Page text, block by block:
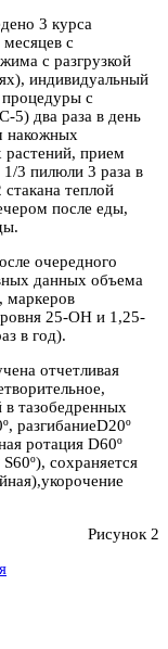
3 курса
с
с разгрузкой
индивидуальный
с
5) два раза в день
накожных
растений, прием
1/3 пилюли 3 раза в
теплой
после еды,
очередного
данных объема
маркеров
25-ОН и 1,25-
в год).
отчетливая
тазобедренных
разгибаниеD20º
ротация D60º
сохраняется
Рисунок 2